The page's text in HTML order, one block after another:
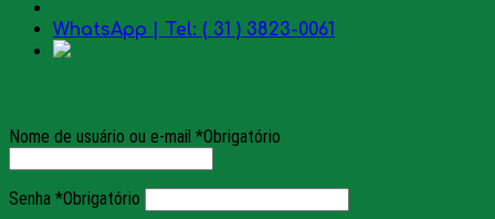
WhatsApp | Tel: ( 31 ) 3823-0061
Nome de usuário ou e-mail *Obrigatório
Senha *Obrigatório